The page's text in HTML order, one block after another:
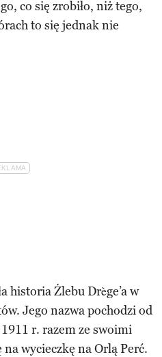
co się zrobiło, niż tego,
to się jednak nie
historia Żlebu Drège’a w
Jego nazwa pochodzi od
r. razem ze swoimi
wycieczkę na Orlą Perć.